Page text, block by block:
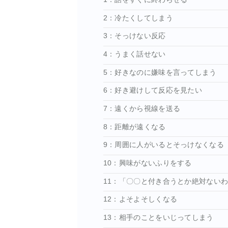
2：冷たくしてしまう
3：そっけない反応
4：うまく話せない
5：好きなのに嫌味を言ってしまう
6：好き避けして反応を見たい
7：遠くから視線を送る
8：距離が遠くなる
9：周囲に人がいるとそっけなくなる
10：興味がないふりをする
11：「〇〇と付き合うとか絶対ない
12：よそよそしくなる
13：相手のことをいじってしまう